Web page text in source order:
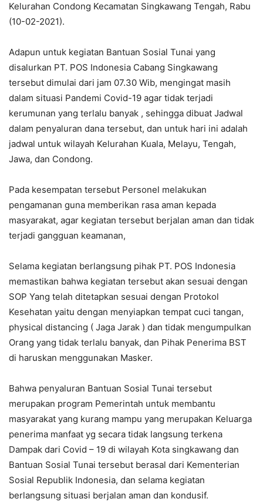
Kelurahan Condong Kecamatan Singkawang Tengah, Rabu
(10-02-2021).
Adapun untuk kegiatan Bantuan Sosial Tunai yang
disalurkan PT. POS Indonesia Cabang Singkawang
tersebut dimulai dari jam 07.30 Wib, mengingat masih
dalam situasi Pandemi Covid-19 agar tidak terjadi
kerumunan yang terlalu banyak , sehingga dibuat Jadwal
dalam penyaluran dana tersebut, dan untuk hari ini adalah
jadwal untuk wilayah Kelurahan Kuala, Melayu, Tengah,
Jawa, dan Condong.
Pada kesempatan tersebut Personel melakukan
pengamanan guna memberikan rasa aman kepada
masyarakat, agar kegiatan tersebut berjalan aman dan tidak
terjadi gangguan keamanan,
Selama kegiatan berlangsung pihak PT. POS Indonesia
memastikan bahwa kegiatan tersebut akan sesuai dengan
SOP Yang telah ditetapkan sesuai dengan Protokol
Kesehatan yaitu dengan menyiapkan tempat cuci tangan,
physical distancing ( Jaga Jarak ) dan tidak mengumpulkan
Orang yang tidak terlalu banyak, dan Pihak Penerima BST
di haruskan menggunakan Masker.
Bahwa penyaluran Bantuan Sosial Tunai tersebut
merupakan program Pemerintah untuk membantu
masyarakat yang kurang mampu yang merupakan Keluarga
penerima manfaat yg secara tidak langsung terkena
Dampak dari Covid – 19 di wilayah Kota singkawang dan
Bantuan Sosial Tunai tersebut berasal dari Kementerian
Sosial Republik Indonesia, dan selama kegiatan
berlangsung situasi berjalan aman dan kondusif.